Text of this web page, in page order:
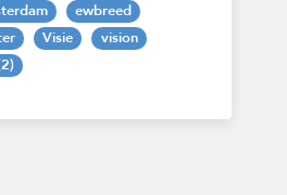
ewbreed
Visie
vision